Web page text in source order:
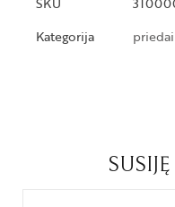
Kategorija
priedai